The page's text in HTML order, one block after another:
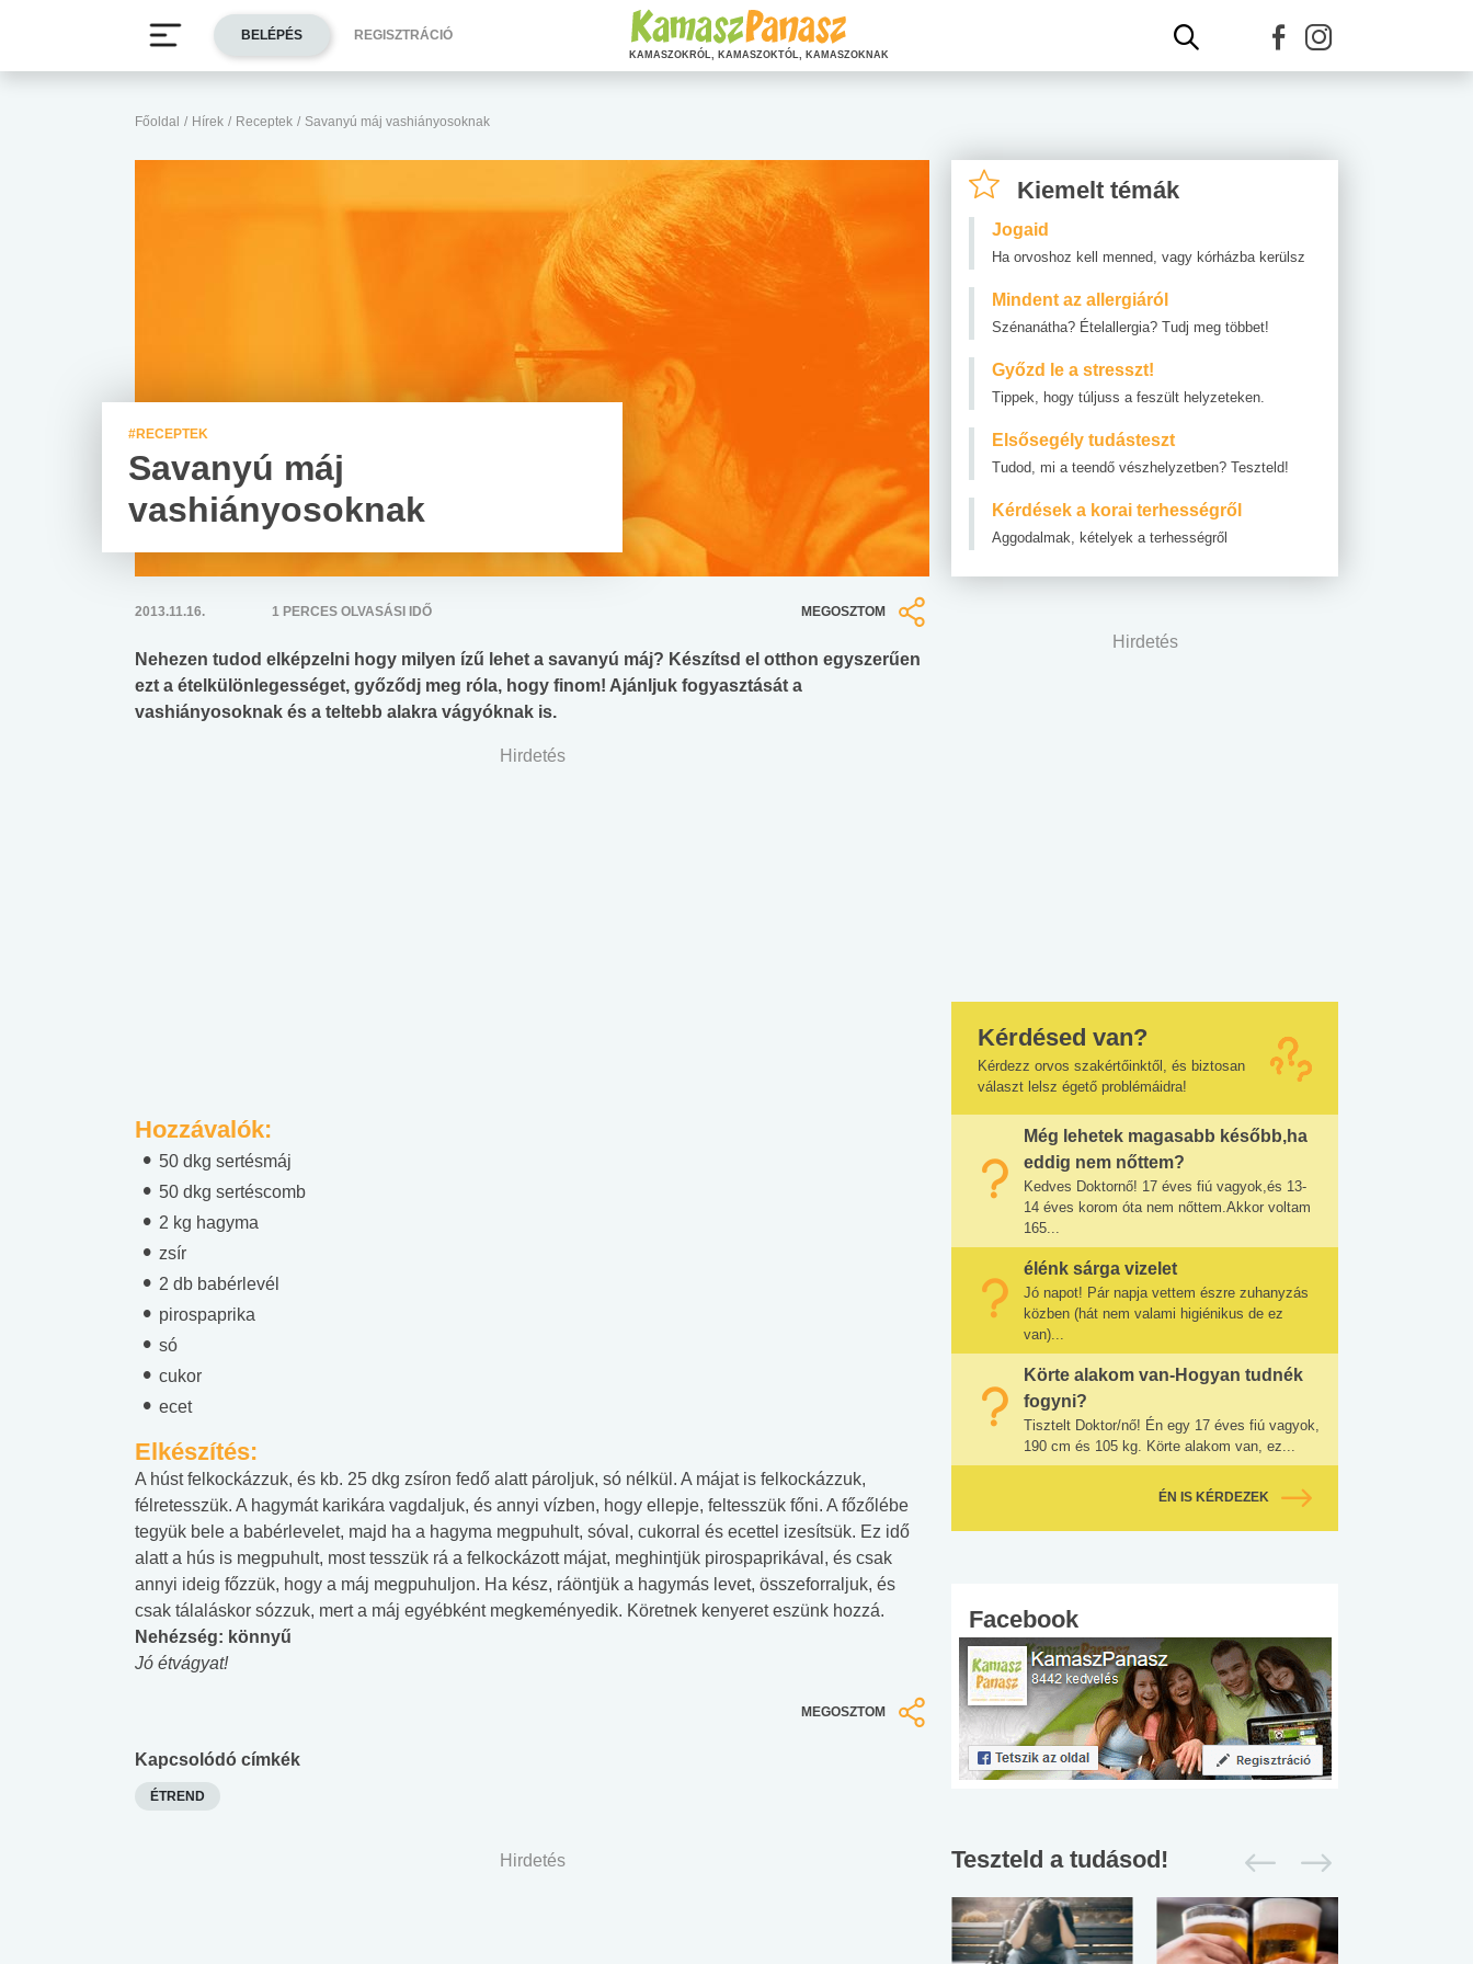
Főoldal / Hírek / Receptek / Savanyú máj vashiányosoknak
#RECEPTEK
Savanyú máj
vashiányosoknak
2013.11.16. 1 PERCES OLVASÁSI IDŐ MEGOSZTOM
Nehezen tudod elképzelni hogy milyen ízű lehet a savanyú máj? Készítsd el otthon egyszerűen
ezt a ételkülönlegességet, győződj meg róla, hogy finom! Ajánljuk fogyasztását a
vashiányosoknak és a teltebb alakra vágyóknak is.
Hirdetés
Hozzávalók:
50 dkg sertésmáj
50 dkg sertéscomb
2 kg hagyma
zsír
2 db babérlevél
pirospaprika
só
cukor
ecet
Elkészítés:
A húst felkockázzuk, és kb. 25 dkg zsíron fedő alatt pároljuk, só nélkül. A májat is felkockázzuk,
félretesszük. A hagymát karikára vagdaljuk, és annyi vízben, hogy ellepje, feltesszük főni. A főzőlébe
tegyük bele a babérlevelet, majd ha a hagyma megpuhult, sóval, cukorral és ecettel izesítsük. Ez idő
alatt a hús is megpuhult, most tesszük rá a felkockázott májat, meghintjük pirospaprikával, és csak
annyi ideig főzzük, hogy a máj megpuhuljon. Ha kész, ráöntjük a hagymás levet, összeforraljuk, és
csak tálaláskor sózzuk, mert a máj egyébként megkeményedik. Köretnek kenyeret eszünk hozzá.
Nehézség: könnyű
Jó étvágyat!
MEGOSZTOM
Kapcsolódó címkék
ÉTREND
Hirdetés
Kiemelt témák
Jogaid
Ha orvoshoz kell menned, vagy kórházba kerülsz
Mindent az allergiáról
Szénanátha? Ételallergia? Tudj meg többet!
Győzd le a stresszt!
Tippek, hogy túljuss a feszült helyzeteken.
Elsősegély tudásteszt
Tudod, mi a teendő vészhelyzetben? Teszteld!
Kérdések a korai terhességről
Aggodalmak, kételyek a terhességről
Hirdetés
Kérdésed van?
Kérdezz orvos szakértőinktől, és biztosan
választ lelsz égető problémáidra!
Még lehetek magasabb később,ha
eddig nem nőttem?
Kedves Doktornő! 17 éves fiú vagyok,és 13-
14 éves korom óta nem nőttem.Akkor voltam
165...
élénk sárga vizelet
Jó napot! Pár napja vettem észre zuhanyzás
közben (hát nem valami higiénikus de ez
van)...
Körte alakom van-Hogyan tudnék
fogyni?
Tisztelt Doktor/nő! Én egy 17 éves fiú vagyok,
190 cm és 105 kg. Körte alakom van, ez...
ÉN IS KÉRDEZEK
Facebook
Teszteld a tudásod!
BELÉPÉS REGISZTRÁCIÓ
KAMASZOKRÓL, KAMASZOKTÓL, KAMASZOKNAK